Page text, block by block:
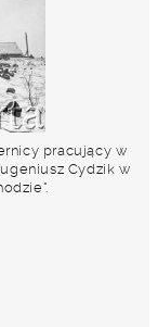
pracujący w
Cydzik w